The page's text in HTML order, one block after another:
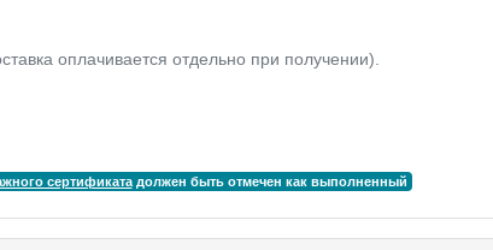
оплачивается отдельно при получении).
сертификатадолжен быть отмечен как выполненный